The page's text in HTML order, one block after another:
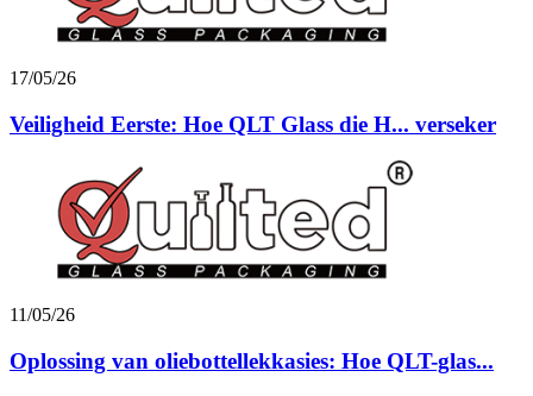
17/05/26
Veiligheid Eerste: Hoe QLT Glass die H... verseker
11/05/26
Oplossing van oliebottellekkasies: Hoe QLT-glas...